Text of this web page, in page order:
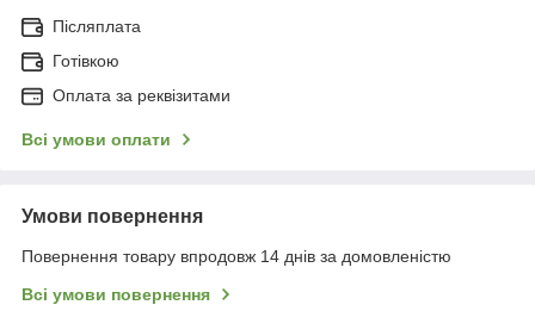
Післяплата
Готівкою
Оплата за реквізитами
Всі умови оплати
Умови повернення
Повернення товару впродовж 14 днів за домовленістю
Всі умови повернення